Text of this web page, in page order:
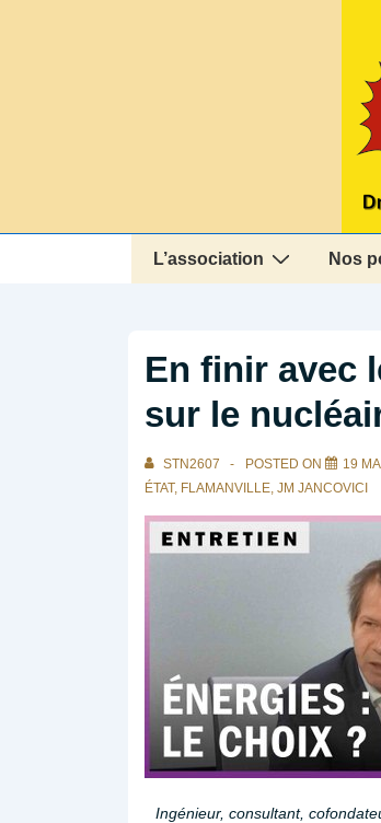
L’association Nos
En finir avec
sur le
STN2607 POSTED ON 19
ÉTAT, FLAMANVILLE, JM JANCOVICI
Ingénieur, consultant,